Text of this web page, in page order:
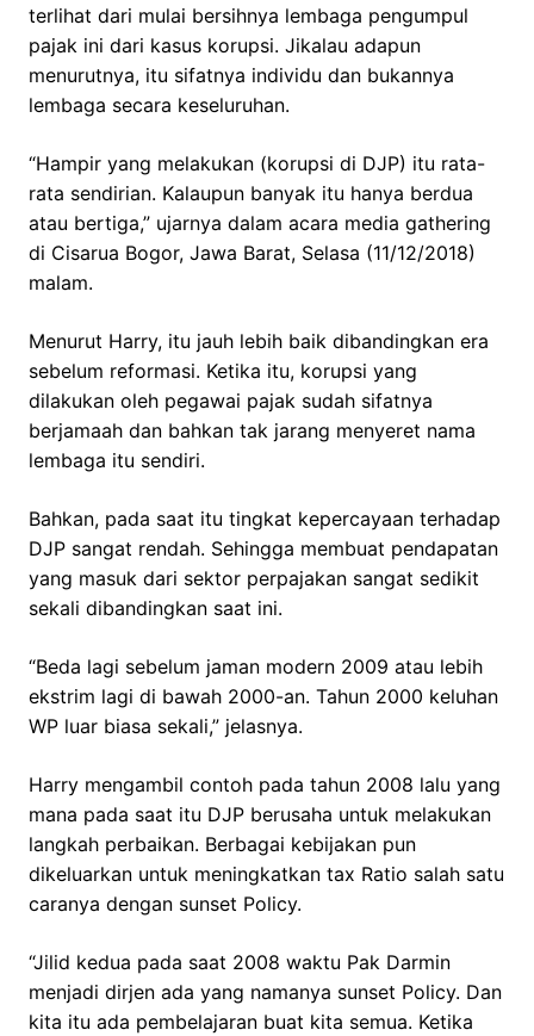
terlihat dari mulai bersihnya lembaga pengumpul
pajak ini dari kasus korupsi. Jikalau adapun
menurutnya, itu sifatnya individu dan bukannya
lembaga secara keseluruhan.
“Hampir yang melakukan (korupsi di DJP) itu rata-
rata sendirian. Kalaupun banyak itu hanya berdua
atau bertiga,” ujarnya dalam acara media gathering
di Cisarua Bogor, Jawa Barat, Selasa (11/12/2018)
malam.
Menurut Harry, itu jauh lebih baik dibandingkan era
sebelum reformasi. Ketika itu, korupsi yang
dilakukan oleh pegawai pajak sudah sifatnya
berjamaah dan bahkan tak jarang menyeret nama
lembaga itu sendiri.
Bahkan, pada saat itu tingkat kepercayaan terhadap
DJP sangat rendah. Sehingga membuat pendapatan
yang masuk dari sektor perpajakan sangat sedikit
sekali dibandingkan saat ini.
“Beda lagi sebelum jaman modern 2009 atau lebih
ekstrim lagi di bawah 2000-an. Tahun 2000 keluhan
WP luar biasa sekali,” jelasnya.
Harry mengambil contoh pada tahun 2008 lalu yang
mana pada saat itu DJP berusaha untuk melakukan
langkah perbaikan. Berbagai kebijakan pun
dikeluarkan untuk meningkatkan tax Ratio salah satu
caranya dengan sunset Policy.
“Jilid kedua pada saat 2008 waktu Pak Darmin
menjadi dirjen ada yang namanya sunset Policy. Dan
kita itu ada pembelajaran buat kita semua. Ketika